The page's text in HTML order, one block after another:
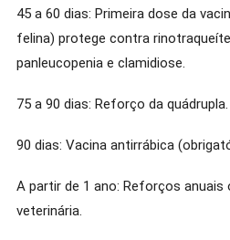
45 a 60 dias: Primeira dose da
felina) protege contra
panleucopenia e clamidiose.
75 a 90 dias: Reforço da quádrupla.
90 dias: Vacina antirrábica
A partir de 1 ano: Reforços
veterinária.